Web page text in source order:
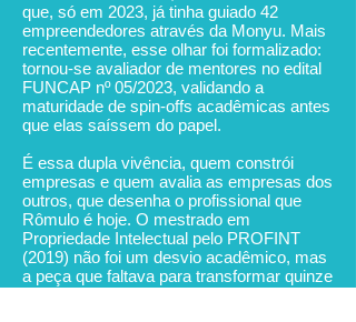
que, só em 2023, já tinha guiado 42
empreendedores através da Monyu. Mais
recentemente, esse olhar foi formalizado:
tornou-se avaliador de mentores no edital
FUNCAP nº 05/2023, validando a
maturidade de spin-offs acadêmicas antes
que elas saíssem do papel.
É essa dupla vivência, quem constrói
empresas e quem avalia as empresas dos
outros, que desenha o profissional que
Rômulo é hoje. O mestrado em
Propriedade Intelectual pelo PROFINT
(2019) não foi um desvio acadêmico, mas
a peça que faltava para transformar quinze